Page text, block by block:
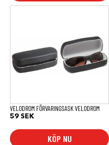
VELODROM FÖRVARINGSASK VELODROM
59 SEK
KÖP NU